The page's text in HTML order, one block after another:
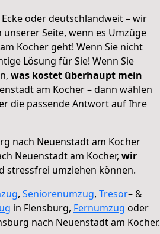
oder deutschlandweit – wir
unserer Seite, wenn es Umzüge
Kocher geht! Wenn Sie nicht
Lösung für Sie! Wenn Sie
was kostet überhaupt mein
am Kocher – dann wählen
die passende Antwort auf Ihre
nach Neuenstadt am Kocher
Neuenstadt am Kocher, wir
stressfrei umziehen können.
, Seniorenumzug, Tresor– &
in Flensburg, Fernumzug oder
nach Neuenstadt am Kocher.